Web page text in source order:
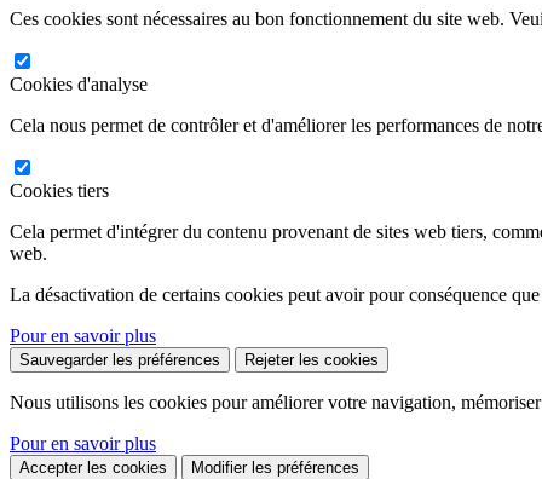
Ces cookies sont nécessaires au bon fonctionnement du site web.
Cookies d'analyse
Cela nous permet de contrôler et d'améliorer les performances de
Cookies tiers
Cela permet d'intégrer du contenu provenant de sites web tiers,
web.
La désactivation de certains cookies peut avoir pour conséquence
Pour en savoir plus
Sauvegarder les préférences Rejeter les cookies
Nous utilisons les cookies pour améliorer votre navigation,
Pour en savoir plus
Accepter les cookies Modifier les préférences